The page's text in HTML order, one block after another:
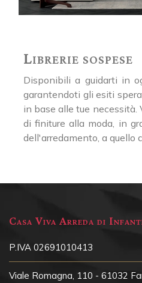
Librerie sospese
Disponibili a guidarti in
garantendoti gli esiti
in base alle tue
di finiture alla moda, in
dell'arredamento, a quello
Casa Viva Arreda di
P.IVA 02691010413
Viale Romagna, 110 - 61032